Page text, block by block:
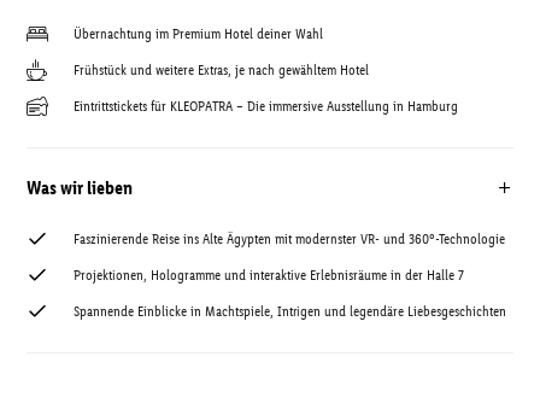
Übernachtung im Premium Hotel deiner Wahl
Frühstück und weitere Extras, je nach gewähltem Hotel
Eintrittstickets für KLEOPATRA – Die immersive Ausstellung in Hamburg
Was wir lieben
Faszinierende Reise ins Alte Ägypten mit modernster VR- und 360°-Technologie
Projektionen, Hologramme und interaktive Erlebnisräume in der Halle 7
Spannende Einblicke in Machtspiele, Intrigen und legendäre Liebesgeschichten